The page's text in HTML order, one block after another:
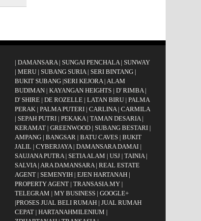
| DAMANSARA| SUNGAI PENCHALA| SUNWAY
| MERU| SUBANG SURIA| SERI BINTANG|
BUKIT SUBANG|SERI KEJORA| ALAM
BUDIMAN| KAYANGAN HEIGHTS| D' RIMBA|
D' SHIRE| DE ROZELLE| LATAN BIRU| PALMA
PERAK| PALMA PUTERI | CARLINA| CARMILA
| SEPAH PUTRI| PEKAKA| TAMAN DESARIA|
KERAMAT| GREENWOOD| SUBANG BESTARI|
AMPANG| BANGSAR| BATU CAVES| BUKIT
JALIL| CYBERJAYA| DAMANSARA DAMAI|
SAUJANA PUTRA| SETIA ALAM | USJ| TAINIA|
SALVIA| ARA DAMANSARA| REAL ESTATE
AGENT | SEMENYIH| EJEN HARTANAH|
PROPERTY AGENT| TRANSASIA.MY|
TELEGRAM | MY BUSINESS| GOOGLE+
|PROSES JUAL BELI RUMAH| JUAL RUMAH
CEPAT| HARTANAHMILENIUM |